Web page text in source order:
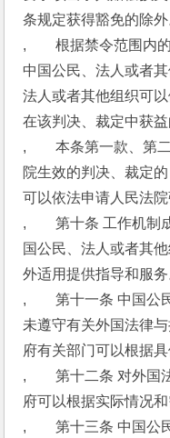
条规定获得豁免的除外
,　　根据禁令范围内
中国公民、法人或者
法人或者其他组织可
在该判决、裁定中获
,　　本条第一款、第
院生效的判决、裁定
可以依法申请人民法
,　　第十条 工作机制
国公民、法人或者其
外适用提供指导和服务
,　　第十一条 中国公
未遵守有关外国法律
府有关部门可以根据
,　　第十二条 对外国
府可以根据实际情况
,　　第十三条 中国公